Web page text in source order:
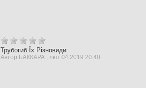
Трубогиб Їх Різновиди
Автор БАККАРА ,лют 04 2019 20:40